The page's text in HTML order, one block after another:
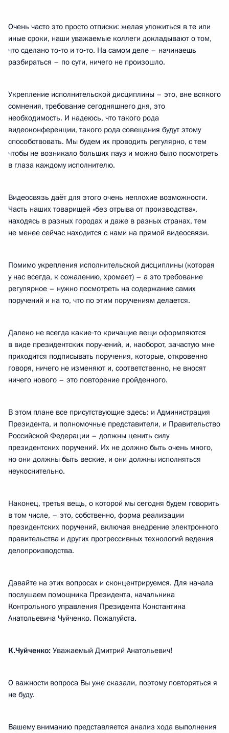
Очень часто это просто отписки: желая уложиться в те или
иные сроки, наши уважаемые коллеги докладывают о том,
что сделано то‑то и то‑то. На самом деле – начинаешь
разбираться – по сути, ничего не произошло.
Укрепление исполнительской дисциплины – это, вне всякого
сомнения, требование сегодняшнего дня, это
необходимость. И надеюсь, что такого рода
видеоконференции, такого рода совещания будут этому
способствовать. Мы будем их проводить регулярно, с тем
чтобы не возникало больших пауз и можно было посмотреть
в глаза каждому исполнителю.
Видеосвязь даёт для этого очень неплохие возможности.
Часть наших товарищей «без отрыва от производства»,
находясь в разных городах и даже в разных странах, тем
не менее сейчас находится с нами на прямой видеосвязи.
Помимо укрепления исполнительской дисциплины (которая
у нас всегда, к сожалению, хромает) – а это требование
регулярное – нужно посмотреть на содержание самих
поручений и на то, что по этим поручениям делается.
Далеко не всегда какие‑то кричащие вещи оформляются
в виде президентских поручений, и, наоборот, зачастую мне
приходится подписывать поручения, которые, откровенно
говоря, ничего не изменяют и, соответственно, не вносят
ничего нового – это повторение пройденного.
В этом плане все присутствующие здесь: и Администрация
Президента, и полномочные представители, и Правительство
Российской Федерации – должны ценить силу
президентских поручений. Их не должно быть очень много,
но они должны быть веские, и они должны исполняться
неукоснительно.
Наконец, третья вещь, о которой мы сегодня будем говорить
в том числе, – это, собственно, форма реализации
президентских поручений, включая внедрение электронного
правительства и других прогрессивных технологий ведения
делопроизводства.
Давайте на этих вопросах и сконцентрируемся. Для начала
послушаем помощника Президента, начальника
Контрольного управления Президента Константина
Анатольевича Чуйченко. Пожалуйста.
К.Чуйченко: Уважаемый Дмитрий Анатольевич!
О важности вопроса Вы уже сказали, поэтому повторяться я
не буду.
Вашему вниманию представляется анализ хода выполнения